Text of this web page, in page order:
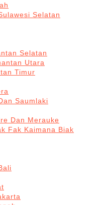
Selatan
Selatan
Utara
Timur
Saumlaki
Dan Merauke
Fak Kaimana Biak